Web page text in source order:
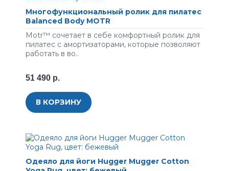
Многофункциональный ролик для пилатес
Balanced Body MOTR
Motr™ сочетает в себе комфортный ролик для
пилатес с амортизаторами, которые позволяют
работать в во..
51 490 р.
В КОРЗИНУ
Одеяло для йоги Hugger Mugger Cotton